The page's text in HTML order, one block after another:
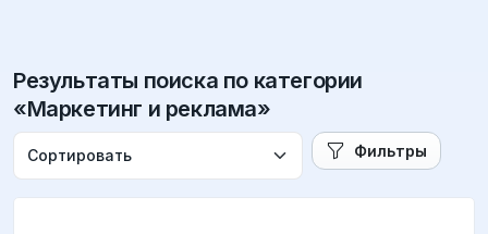
Результаты поиска по категории
«Маркетинг и реклама»
Фильтры